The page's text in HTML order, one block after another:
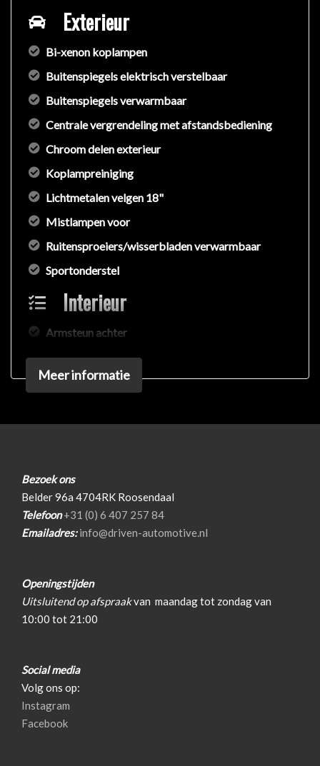
Exterieur
Bi-xenon koplampen
Buitenspiegels elektrisch verstelbaar
Buitenspiegels verwarmbaar
Centrale vergrendeling met afstandsbediening
Chroom delen exterieur
Koplampreiniging
Lichtmetalen velgen 18"
Mistlampen voor
Ruitensproeiers/wisserbladen verwarmbaar
Sportonderstel
Interieur
Armsteun achter
Binnenspiegel automatisch dimmend
Electronic climate control
Sportstoelen
Sportstuur
Stuur leder
Overige
Anti blokkeer systeem
Hoofd airbag(s) achter
Hoofd airbag(s) voor
Meer informatie
Bezoek ons
Belder 96a 4704RK Roosendaal
Telefoon+31 (0) 6 407 257 84
Emailadres:info@driven-automotive.nl
Openingstijden
Uitsluitend op afspraakvan maandag tot zondag van
10:00 tot 21:00
Social media
Volg ons op:
Instagram
Facebook